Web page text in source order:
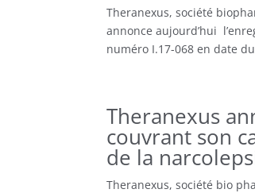
Theranexus, société
annonce aujourd’hui
numéro I.17-068 en date
Theranexus
couvrant son
de la
Theranexus, société bio